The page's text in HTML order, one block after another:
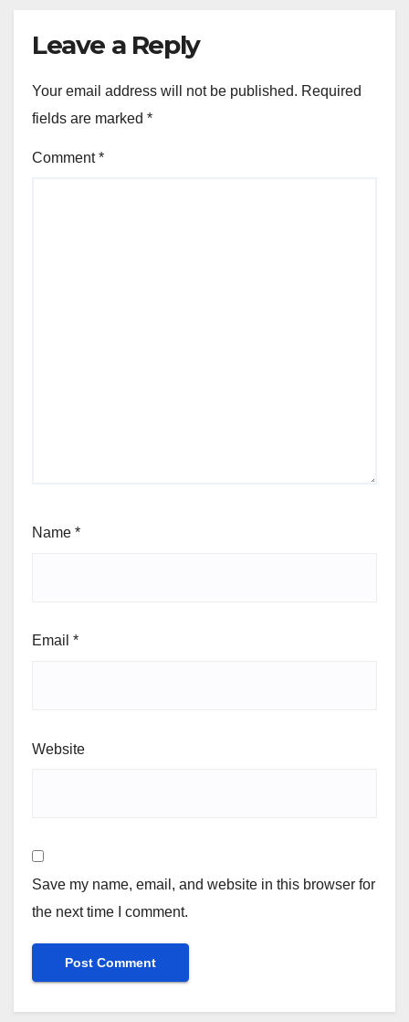
Leave a Reply
Your email address will not be published. Required
fields are marked *
Comment*
Name *
Email *
Website
Save my name, email, and website in this browser for
the next time I comment.